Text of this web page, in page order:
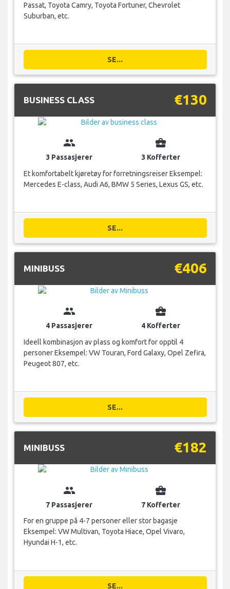
Passat, Toyota Camry, Toyota Fortuner, Chevrolet
Suburban, etc.
SE...
BUSINESS CLASS €130
group
3 Passasjerer
business_center
3 Kofferter
Et komfortabelt kjøretøy for forretningsreiser Eksempel:
Mercedes E-class, Audi A6, BMW 5 Series, Lexus GS, etc.
SE...
MINIBUSS €406
group
4 Passasjerer
business_center
4 Kofferter
Ideell kombinasjon av plass og komfort for opptil 4
personer Eksempel: VW Touran, Ford Galaxy, Opel Zefira,
Peugeot 807, etc.
SE...
MINIBUSS €182
group
7 Passasjerer
business_center
7 Kofferter
For en gruppe på 4-7 personer eller stor bagasje
Eksempel: VW Multivan, Toyota Hiace, Opel Vivaro,
Hyundai H-1, etc.
SE...